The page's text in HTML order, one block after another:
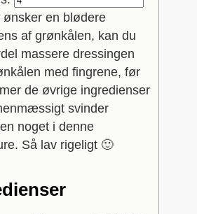
ønsker en blødere
af grønkålen, kan du
massere dressingen
med fingrene, før
de øvrige ingredienser
svinder
noget i denne
Så lav rigeligt 🙂